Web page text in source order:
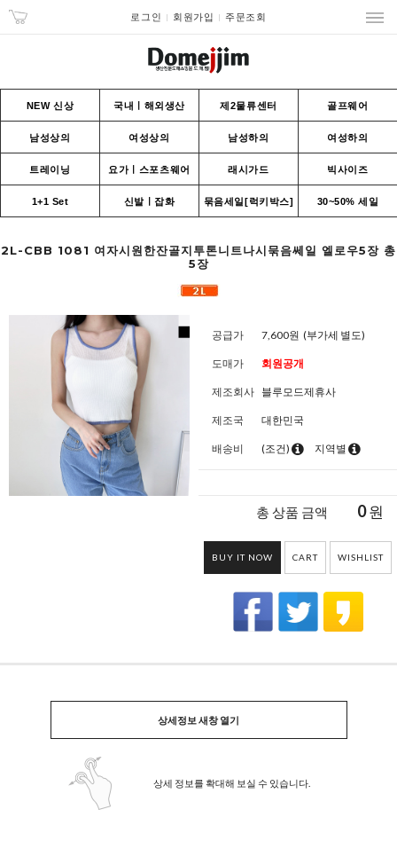
로그인 회원가입 주문조회
NEW 신상 국내ㅣ해외생산 제2물류센터 골프웨어
남성상의 여성상의 남성하의 여성하의
트레이닝 요가ㅣ스포츠웨어 래시가드 빅사이즈
1+1 Set 신발ㅣ잡화 묶음세일[럭키박스] 30~50% 세일
2L-CBB 1081 여자시원한잔골지투톤니트나시묶음쎄일 엘로우5장 총
5장
공급가 7,600원 (부가세 별도)
도매가 회원공개
제조회사 블루모드제휴사
제조국 대한민국
배송비 (조건) 지역별
총 상품 금액 0원
BUY IT NOW CART WISHLIST
상세정보 새창 열기
상세 정보를 확대해 보실 수 있습니다.